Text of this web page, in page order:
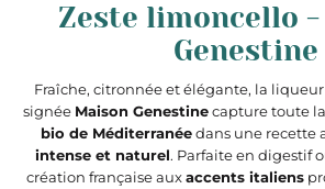
Zeste limoncello
Genestine
Fraîche, citronnée et élégante, la liqueur
signée Maison Genestinecapture toute
bio de Méditerranéedans une recette
intense et naturel. Parfaite en digestif
création française auxaccents italiens